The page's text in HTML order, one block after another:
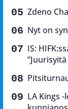
Zdeno
Nyt on
IS:
LA Kings